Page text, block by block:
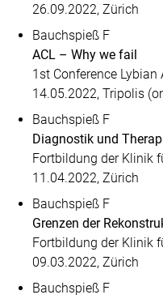
26.09.2022, Zürich
Bauchspieß F
ACL – Why we fail
1st Conference
14.05.2022, Tripolis
Bauchspieß F
Diagnostik und
Fortbildung der Klinik
11.04.2022, Zürich
Bauchspieß F
Grenzen der
Fortbildung der Klinik
09.03.2022, Zürich
Bauchspieß F